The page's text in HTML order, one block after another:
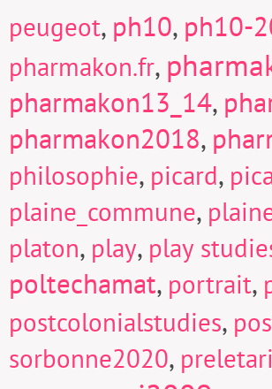
peugeot, ph10, ph10-
pharmakon.fr,
pharmakon13_14,
pharmakon2018,
philosophie, picard,
plaine_commune,
platon, play, play
poltechamat, portrait,
postcolonialstudies,
sorbonne2020,